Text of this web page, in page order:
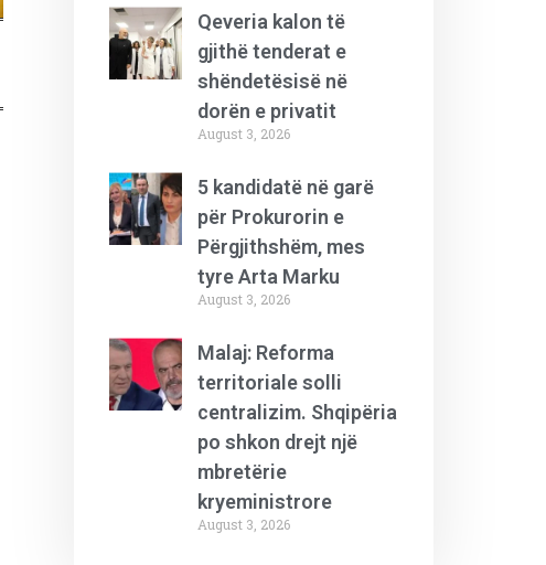
Qeveria kalon të
gjithë tenderat e
shëndetësisë në
dorën e privatit
August 3, 2026
5 kandidatë në garë
për Prokurorin e
Përgjithshëm, mes
tyre Arta Marku
August 3, 2026
Malaj: Reforma
territoriale solli
centralizim. Shqipëria
po shkon drejt një
mbretërie
kryeministrore
August 3, 2026